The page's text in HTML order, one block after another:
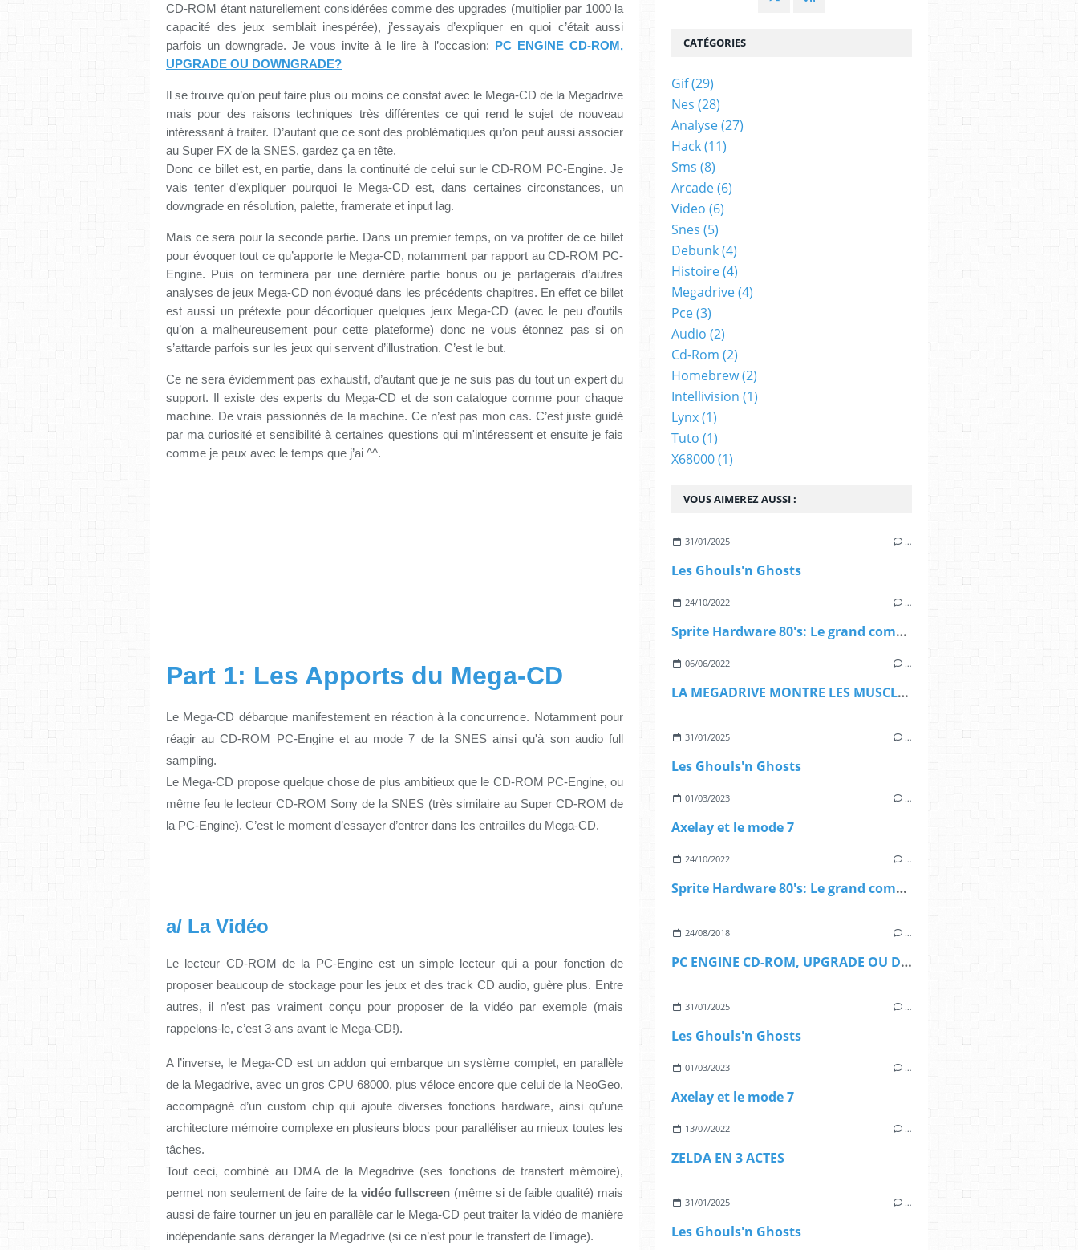
CD-ROM étant naturellement considérées comme des upgrades (multiplier par 1000 la
capacité des jeux semblait inespérée), j’essayais d’expliquer en quoi c’était aussi
parfois un downgrade. Je vous invite à le lire à l’occasion:
PC ENGINE CD-ROM,
UPGRADE OU DOWNGRADE?
Il se trouve qu’on peut faire plus ou moins ce constat avec le Mega-CD de la Megadrive
mais pour des raisons techniques très différentes ce qui rend le sujet de nouveau
intéressant à traiter. D’autant que ce sont des problématiques qu’on peut aussi associer
au Super FX de la SNES, gardez ça en tête.
Donc ce billet est, en partie, dans la continuité de celui sur le CD-ROM PC-Engine. Je
vais tenter d’expliquer pourquoi le Mega-CD est, dans certaines circonstances, un
downgrade en résolution, palette, framerate et input lag.
Mais ce sera pour la seconde partie. Dans un premier temps, on va profiter de ce billet
pour évoquer tout ce qu’apporte le Mega-CD, notamment par rapport au CD-ROM PC-
Engine. Puis on terminera par une dernière partie bonus ou je partagerais d’autres
analyses de jeux Mega-CD non évoqué dans les précédents chapitres. En effet ce billet
est aussi un prétexte pour décortiquer quelques jeux Mega-CD (avec le peu d’outils
qu’on a malheureusement pour cette plateforme) donc ne vous étonnez pas si on
s’attarde parfois sur les jeux qui servent d’illustration. C’est le but.
Ce ne sera évidemment pas exhaustif, d’autant que je ne suis pas du tout un expert du
support. Il existe des experts du Mega-CD et de son catalogue comme pour chaque
machine. De vrais passionnés de la machine. Ce n’est pas mon cas. C’est juste guidé
par ma curiosité et sensibilité à certaines questions qui m'intéressent et ensuite je fais
comme je peux avec le temps que j’ai ^^.
Part 1: Les Apports du Mega-CD
Le Mega-CD débarque manifestement en réaction à la concurrence. Notamment pour
réagir au CD-ROM PC-Engine et au mode 7 de la SNES ainsi qu'à son audio full
sampling.
Le Mega-CD propose quelque chose de plus ambitieux que le CD-ROM PC-Engine, ou
même feu le lecteur CD-ROM Sony de la SNES (très similaire au Super CD-ROM de
la PC-Engine). C’est le moment d’essayer d’entrer dans les entrailles du Mega-CD.
a/ La Vidéo
Le lecteur CD-ROM de la PC-Engine est un simple lecteur qui a pour fonction de
proposer beaucoup de stockage pour les jeux et des track CD audio, guère plus. Entre
autres, il n’est pas vraiment conçu pour proposer de la vidéo par exemple (mais
rappelons-le, c’est 3 ans avant le Mega-CD!).
A l’inverse, le Mega-CD est un addon qui embarque un système complet, en parallèle
de la Megadrive, avec un gros CPU 68000, plus véloce encore que celui de la NeoGeo,
accompagné d’un custom chip qui ajoute diverses fonctions hardware, ainsi qu’une
architecture mémoire complexe en plusieurs blocs pour paralléliser au mieux toutes les
tâches.
Tout ceci, combiné au DMA de la Megadrive (ses fonctions de transfert mémoire),
permet non seulement de faire de la vidéo fullscreen (même si de faible qualité) mais
aussi de faire tourner un jeu en parallèle car le Mega-CD peut traiter la vidéo de manière
indépendante sans déranger la Megadrive (si ce n’est pour le transfert de l’image).
VOUS AIMEREZ AUSSI :
31/01/2025 …
Les Ghouls'n Ghosts
24/10/2022 …
Sprite Hardware 80's: Le grand comparatif
06/06/2022 …
LA MEGADRIVE MONTRE LES MUSCLES SUR EARTHWORM JIM 2
31/01/2025 …
Les Ghouls'n Ghosts
01/03/2023 …
Axelay et le mode 7
24/10/2022 …
Sprite Hardware 80's: Le grand comparatif
24/08/2018 …
PC ENGINE CD-ROM, UPGRADE OU DOWNGRADE?
31/01/2025 …
Les Ghouls'n Ghosts
01/03/2023 …
Axelay et le mode 7
13/07/2022 …
ZELDA EN 3 ACTES
31/01/2025 …
Les Ghouls'n Ghosts
CATÉGORIES
Gif(29)
Nes (28)
Analyse(27)
Hack(11)
Sms (8)
Arcade(6)
Video (6)
Snes (5)
Debunk(4)
Histoire(4)
Megadrive(4)
Pce(3)
Audio (2)
Cd-Rom (2)
Homebrew(2)
Intellivision (1)
Lynx(1)
Tuto (1)
X68000(1)